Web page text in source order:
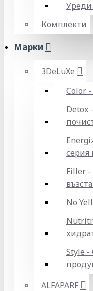
Уреди
Комплекти
Марки
3DeLuXe
Color -
Detox
серия
Filler -
No
Style
ALFAPARF